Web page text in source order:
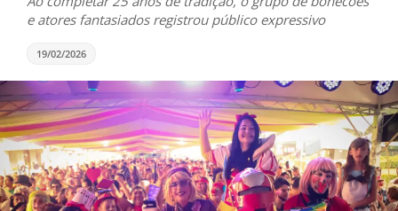
e atores fantasiados registrou público expressivo
19/02/2026